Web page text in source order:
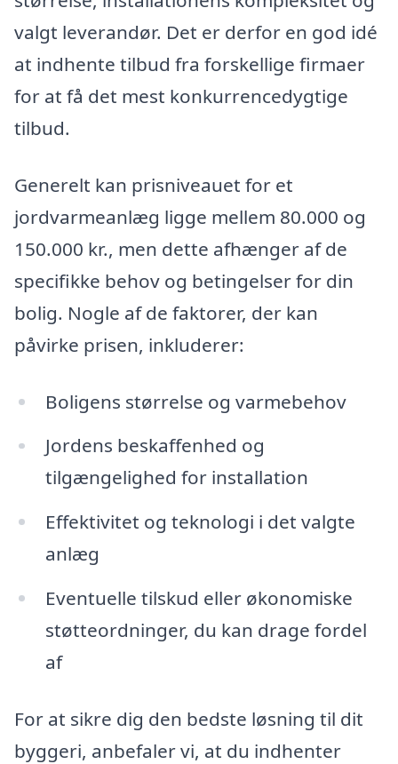
valgt leverandør. Det er derfor en god idé
at indhente tilbud fra forskellige firmaer
for at få det mest konkurrencedygtige
tilbud.
Generelt kan prisniveauet for et
jordvarmeanlæg ligge mellem 80.000 og
150.000 kr., men dette afhænger af de
specifikke behov og betingelser for din
bolig. Nogle af de faktorer, der kan
påvirke prisen, inkluderer:
Boligens størrelse og varmebehov
Jordens beskaffenhed og
tilgængelighed for installation
Effektivitet og teknologi i det valgte
anlæg
Eventuelle tilskud eller økonomiske
støtteordninger, du kan drage fordel
af
For at sikre dig den bedste løsning til dit
byggeri, anbefaler vi, at du indhenter